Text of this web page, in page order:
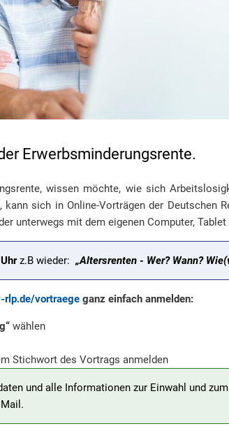
Erwerbsminderungsrente.
wissen möchte, wie sich
sich in Online-Vorträgen der Deutschen
unterwegs mit dem eigenen Computer,
z.B wieder: „Altersrenten - Wer? Wann?
rlp.de/vortraegeganz einfach anmelden:
wählen
Stichwort des Vortrags anmelden
und alle Informationen zur Einwahl und